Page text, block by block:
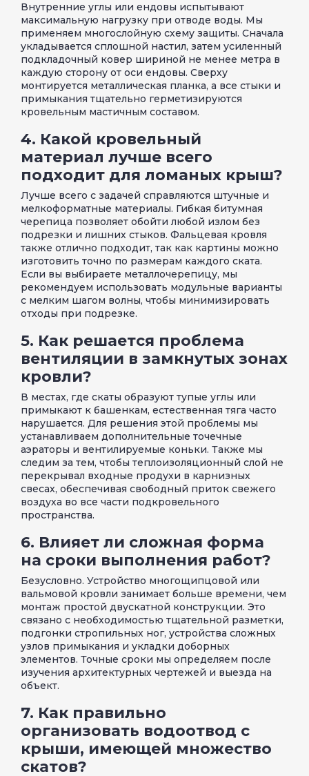
Внутренние углы или ендовы испытывают
максимальную нагрузку при отводе воды. Мы
применяем многослойную схему защиты. Сначала
укладывается сплошной настил, затем усиленный
подкладочный ковер шириной не менее метра в
каждую сторону от оси ендовы. Сверху
монтируется металлическая планка, а все стыки и
примыкания тщательно герметизируются
кровельным мастичным составом.
4. Какой кровельный
материал лучше всего
подходит для ломаных крыш?
Лучше всего с задачей справляются штучные и
мелкоформатные материалы. Гибкая битумная
черепица позволяет обойти любой излом без
подрезки и лишних стыков. Фальцевая кровля
также отлично подходит, так как картины можно
изготовить точно по размерам каждого ската.
Если вы выбираете металлочерепицу, мы
рекомендуем использовать модульные варианты
с мелким шагом волны, чтобы минимизировать
отходы при подрезке.
5. Как решается проблема
вентиляции в замкнутых зонах
кровли?
В местах, где скаты образуют тупые углы или
примыкают к башенкам, естественная тяга часто
нарушается. Для решения этой проблемы мы
устанавливаем дополнительные точечные
аэраторы и вентилируемые коньки. Также мы
следим за тем, чтобы теплоизоляционный слой не
перекрывал входные продухи в карнизных
свесах, обеспечивая свободный приток свежего
воздуха во все части подкровельного
пространства.
6. Влияет ли сложная форма
на сроки выполнения работ?
Безусловно. Устройство многощипцовой или
вальмовой кровли занимает больше времени, чем
монтаж простой двускатной конструкции. Это
связано с необходимостью тщательной разметки,
подгонки стропильных ног, устройства сложных
узлов примыкания и укладки доборных
элементов. Точные сроки мы определяем после
изучения архитектурных чертежей и выезда на
объект.
7. Как правильно
организовать водоотвод с
крыши, имеющей множество
скатов?